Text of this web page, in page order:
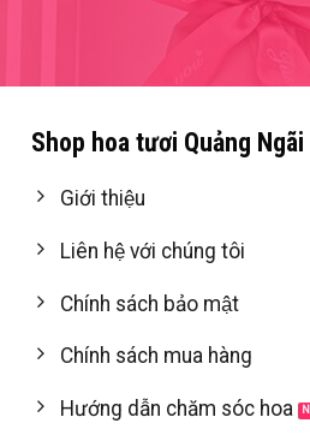
Shop hoa tươi Quảng Ngãi
Giới thiệu
Liên hệ với chúng tôi
Chính sách bảo mật
Chính sách mua hàng
Hướng dẫn chăm sóc hoa